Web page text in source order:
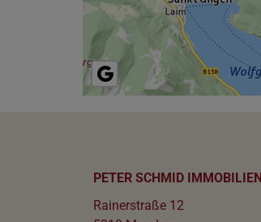
PETER SCHMID IMMOBILIEN
Rainerstraße 12